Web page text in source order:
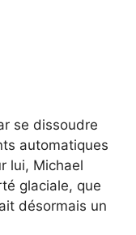
se dissoudre
automatiques
lui, Michael
glaciale, que
désormais un